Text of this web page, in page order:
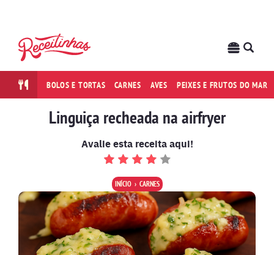
BOLOS E TORTAS CARNES AVES PEIXES E FRUTOS DO MAR
Linguiça recheada na airfryer
Avalie esta receita aqui!
INÍCIO CARNES